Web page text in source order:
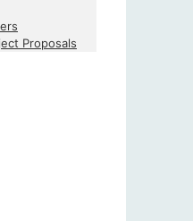
Proposals